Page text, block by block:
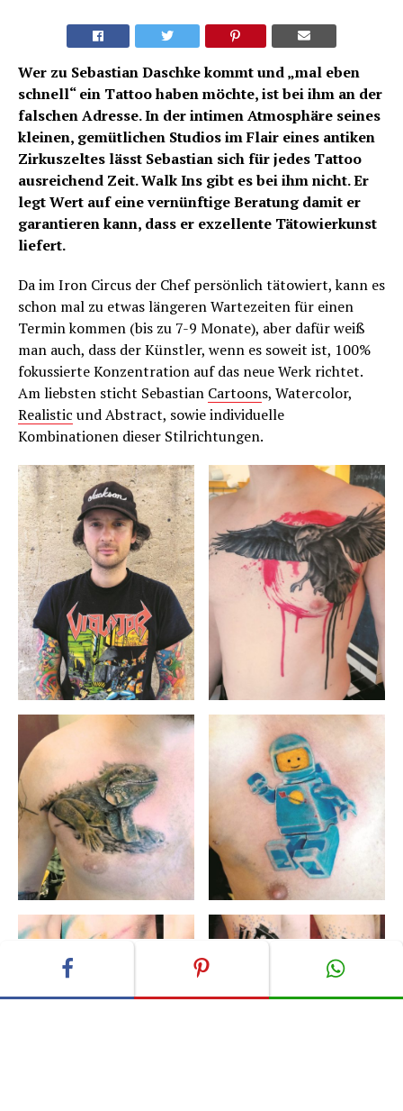
Wer zu Sebastian Daschke kommt und „mal eben
schnell“ ein Tattoo haben möchte, ist bei ihm an der
falschen Adresse. In der intimen Atmosphäre seines
kleinen, gemütlichen Studios im Flair eines antiken
Zirkuszeltes lässt Sebastian sich für jedes Tattoo
ausreichend Zeit. Walk Ins gibt es bei ihm nicht. Er
legt Wert auf eine vernünftige Beratung damit er
garantieren kann, dass er exzellente Tätowierkunst
liefert.
Da im Iron Circus der Chef persönlich tätowiert, kann es
schon mal zu etwas längeren Wartezeiten für einen
Termin kommen (bis zu 7-9 Monate), aber dafür weiß
man auch, dass der Künstler, wenn es soweit ist, 100%
fokussierte Konzentration auf das neue Werk richtet.
Am liebsten sticht Sebastian Cartoons, Watercolor,
Realistic und Abstract, sowie individuelle
Kombinationen dieser Stilrichtungen.